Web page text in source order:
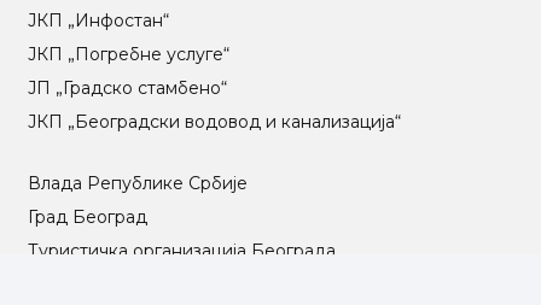
ЈКП „Инфостан“
ЈКП „Погребне услуге“
ЈП „Градско стамбено“
ЈКП „Београдски водовод и канализација“
Влада Републике Србије
Град Београд
Туристичка организација Београда